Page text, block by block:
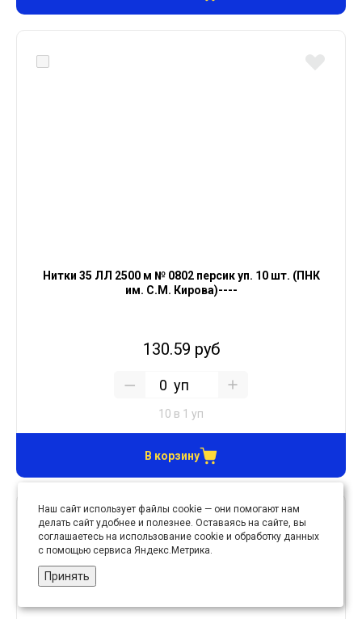
Нитки 35 ЛЛ 2500 м № 0802 персик уп. 10 шт. (ПНК
им. С.М. Кирова)----
130.59 руб
уп
10 в 1 уп
В корзину
Наш сайт использует файлы cookie — они помогают нам
делать сайт удобнее и полезнее. Оставаясь на сайте, вы
соглашаетесь на использование cookie и обработку данных
с помощью сервиса Яндекс.Метрика.
Принять